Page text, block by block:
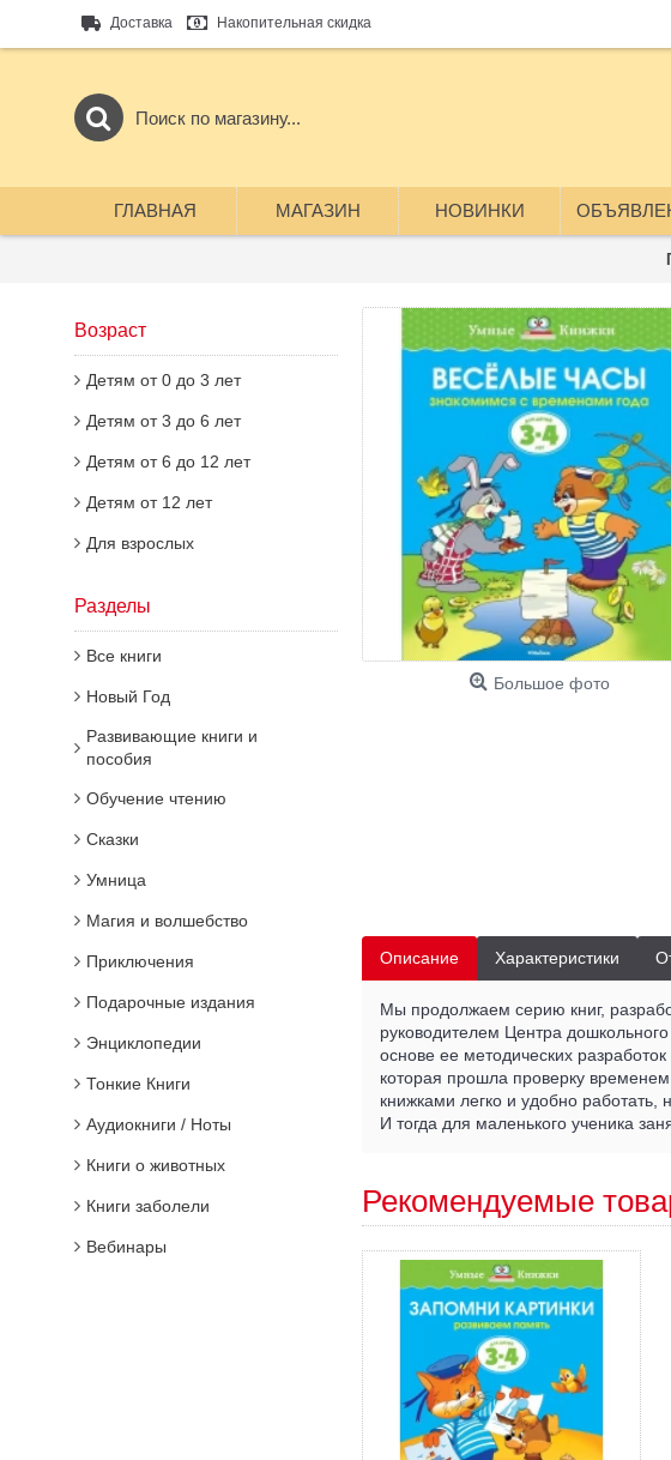
Доставка Накопительная скидка
ГЛАВНАЯ МАГАЗИН НОВИНКИ
Возраст
Детям от 0 до 3 лет
Детям от 3 до 6 лет
Детям от 6 до 12 лет
Детям от 12 лет
Для взрослых
Разделы
Все книги
Новый Год
Развивающие книги и
пособия
Обучение чтению
Сказки
Умница
Магия и волшебство
Приключения
Подарочные издания
Энциклопедии
Тонкие Книги
Аудиокниги / Ноты
Книги о животных
Книги заболели
Вебинары
Большое фото
Описание Характеристики
Мы продолжаем серию книг,
руководителем Центра
основе ее методических
которая прошла проверку
книжками легко и удобно
И тогда для маленького ученика
Рекомендуемые